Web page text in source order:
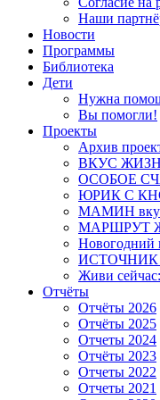
Наши
Новости
Программы
Библиотека
Дети
Нужна
Вы помогли!
Проекты
Архив
ВКУС
ОСОБОЕ
ЮРИК С
МАМИН
МАРШРУТ
Новогодний
Живи
Отчёты
Отчёты 2026
Отчёты 2025
Отчеты 2024
Отчёты 2023
Отчеты 2022
Отчеты 2021